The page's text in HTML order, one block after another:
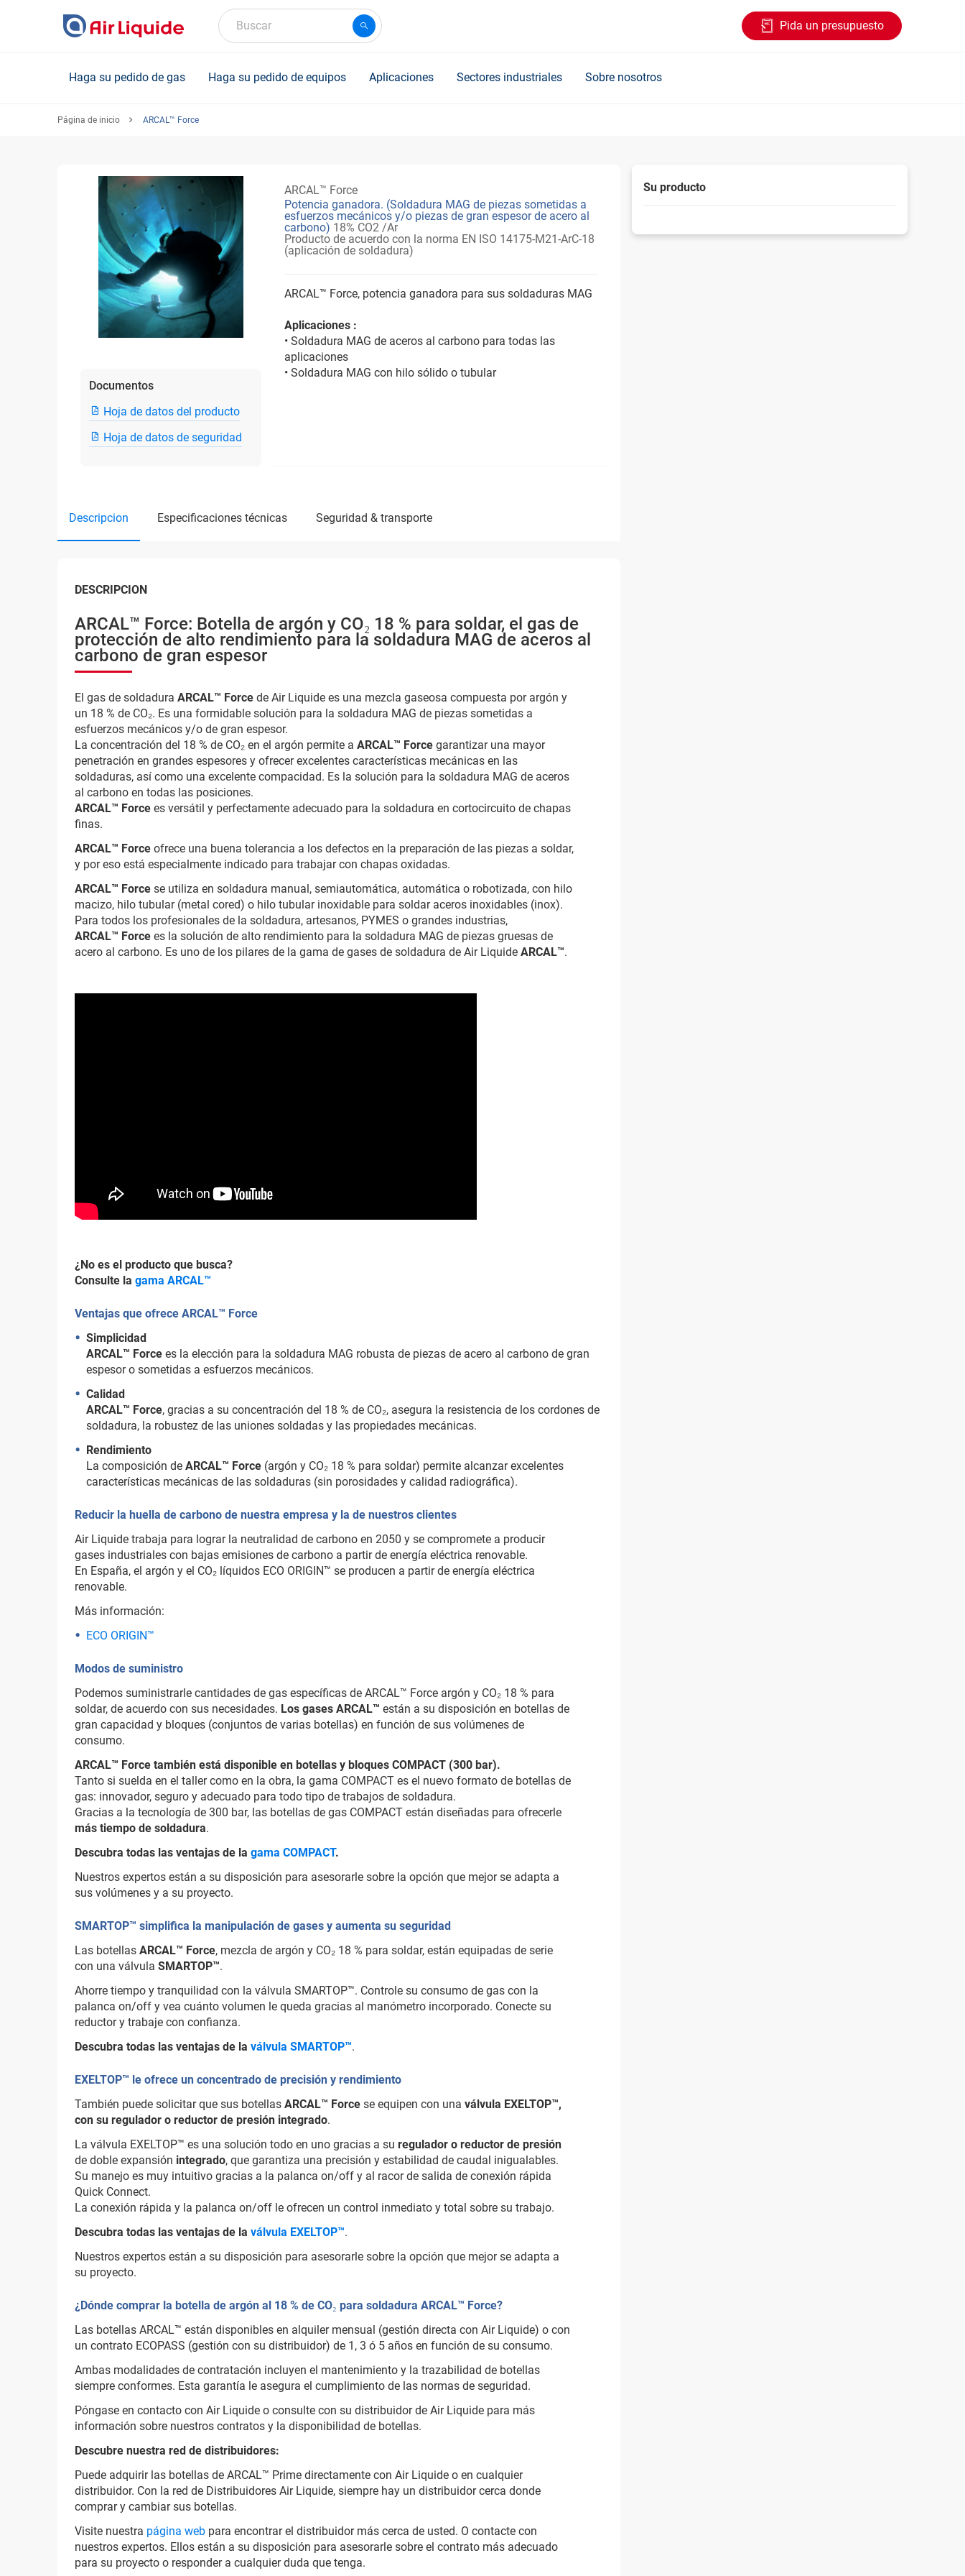
Buscar Pida un presupuesto
Haga su pedido de gas Haga su pedido de equipos Aplicaciones Sectores industriales Sobre nosotros
Página de inicio ARCAL™ Force
Documentos
Hoja de datos del producto
Hoja de datos de seguridad
ARCAL™ Force
Potencia ganadora. (Soldadura MAG de piezas sometidas a
esfuerzos mecánicos y/o piezas de gran espesor de acero al
carbono) 18% CO2 /Ar
Producto de acuerdo con la norma EN ISO 14175-M21-ArC-18
(aplicación de soldadura)
ARCAL™ Force, potencia ganadora para sus soldaduras MAG
Aplicaciones :
• Soldadura MAG de aceros al carbono para todas las
aplicaciones
• Soldadura MAG con hilo sólido o tubular
descripcion especificaciones técnicas seguridad & transporte
DESCRIPCION
ARCAL™ Force: Botella de argón y CO₂ 18 % para soldar, el gas de
protección de alto rendimiento para la soldadura MAG de aceros al
carbono de gran espesor
El gas de soldadura ARCAL™ Force de Air Liquide es una mezcla gaseosa compuesta por argón y
un 18 % de CO₂. Es una formidable solución para la soldadura MAG de piezas sometidas a
esfuerzos mecánicos y/o de gran espesor.
La concentración del 18 % de CO₂ en el argón permite a ARCAL™ Force garantizar una mayor
penetración en grandes espesores y ofrecer excelentes características mecánicas en las
soldaduras, así como una excelente compacidad. Es la solución para la soldadura MAG de aceros
al carbono en todas las posiciones.
ARCAL™ Force es versátil y perfectamente adecuado para la soldadura en cortocircuito de chapas
finas.
ARCAL™ Force ofrece una buena tolerancia a los defectos en la preparación de las piezas a soldar,
y por eso está especialmente indicado para trabajar con chapas oxidadas.
ARCAL™ Force se utiliza en soldadura manual, semiautomática, automática o robotizada, con hilo
macizo, hilo tubular (metal cored) o hilo tubular inoxidable para soldar aceros inoxidables (inox).
Para todos los profesionales de la soldadura, artesanos, PYMES o grandes industrias,
ARCAL™ Force es la solución de alto rendimiento para la soldadura MAG de piezas gruesas de
acero al carbono. Es uno de los pilares de la gama de gases de soldadura de Air Liquide ARCAL™.
¿No es el producto que busca?
Consulte la gama ARCAL™
Ventajas que ofrece ARCAL™ Force
Simplicidad
ARCAL™ Force es la elección para la soldadura MAG robusta de piezas de acero al carbono de gran
espesor o sometidas a esfuerzos mecánicos.
Calidad
ARCAL™ Force, gracias a su concentración del 18 % de CO₂, asegura la resistencia de los cordones de
soldadura, la robustez de las uniones soldadas y las propiedades mecánicas.
Rendimiento
La composición de ARCAL™ Force (argón y CO₂ 18 % para soldar) permite alcanzar excelentes
características mecánicas de las soldaduras (sin porosidades y calidad radiográfica).
Reducir la huella de carbono de nuestra empresa y la de nuestros clientes
Air Liquide trabaja para lograr la neutralidad de carbono en 2050 y se compromete a producir
gases industriales con bajas emisiones de carbono a partir de energía eléctrica renovable.
En España, el argón y el CO₂ líquidos ECO ORIGIN™ se producen a partir de energía eléctrica
renovable.
Más información:
ECO ORIGIN™
Modos de suministro
Podemos suministrarle cantidades de gas específicas de ARCAL™ Force argón y CO₂ 18 % para
soldar, de acuerdo con sus necesidades. Los gases ARCAL™ están a su disposición en botellas de
gran capacidad y bloques (conjuntos de varias botellas) en función de sus volúmenes de
consumo.
ARCAL™ Force también está disponible en botellas y bloques COMPACT (300 bar).
Tanto si suelda en el taller como en la obra, la gama COMPACT es el nuevo formato de botellas de
gas: innovador, seguro y adecuado para todo tipo de trabajos de soldadura.
Gracias a la tecnología de 300 bar, las botellas de gas COMPACT están diseñadas para ofrecerle
más tiempo de soldadura.
Descubra todas las ventajas de la gama COMPACT.
Nuestros expertos están a su disposición para asesorarle sobre la opción que mejor se adapta a
sus volúmenes y a su proyecto.
SMARTOP™ simplifica la manipulación de gases y aumenta su seguridad
Las botellas ARCAL™ Force, mezcla de argón y CO₂ 18 % para soldar, están equipadas de serie
con una válvula SMARTOP™.
Ahorre tiempo y tranquilidad con la válvula SMARTOP™. Controle su consumo de gas con la
palanca on/off y vea cuánto volumen le queda gracias al manómetro incorporado. Conecte su
reductor y trabaje con confianza.
Descubra todas las ventajas de la válvula SMARTOP™.
EXELTOP™ le ofrece un concentrado de precisión y rendimiento
También puede solicitar que sus botellas ARCAL™ Force se equipen con una válvula EXELTOP™,
con su regulador o reductor de presión integrado.
La válvula EXELTOP™ es una solución todo en uno gracias a su regulador o reductor de presión
de doble expansión integrado, que garantiza una precisión y estabilidad de caudal inigualables.
Su manejo es muy intuitivo gracias a la palanca on/off y al racor de salida de conexión rápida
Quick Connect.
La conexión rápida y la palanca on/off le ofrecen un control inmediato y total sobre su trabajo.
Descubra todas las ventajas de la válvula EXELTOP™.
Nuestros expertos están a su disposición para asesorarle sobre la opción que mejor se adapta a
su proyecto.
¿Dónde comprar la botella de argón al 18 % de CO₂ para soldadura ARCAL™ Force?
Las botellas ARCAL™ están disponibles en alquiler mensual (gestión directa con Air Liquide) o con
un contrato ECOPASS (gestión con su distribuidor) de 1, 3 ó 5 años en función de su consumo.
Ambas modalidades de contratación incluyen el mantenimiento y la trazabilidad de botellas
siempre conformes. Esta garantía le asegura el cumplimiento de las normas de seguridad.
Póngase en contacto con Air Liquide o consulte con su distribuidor de Air Liquide para más
información sobre nuestros contratos y la disponibilidad de botellas.
Descubre nuestra red de distribuidores:
Puede adquirir las botellas de ARCAL™ Prime directamente con Air Liquide o en cualquier
distribuidor. Con la red de Distribuidores Air Liquide, siempre hay un distribuidor cerca donde
comprar y cambiar sus botellas.
Visite nuestra página web para encontrar el distribuidor más cerca de usted. O contacte con
nuestros expertos. Ellos están a su disposición para asesorarle sobre el contrato más adecuado
para su proyecto o responder a cualquier duda que tenga.
Su producto